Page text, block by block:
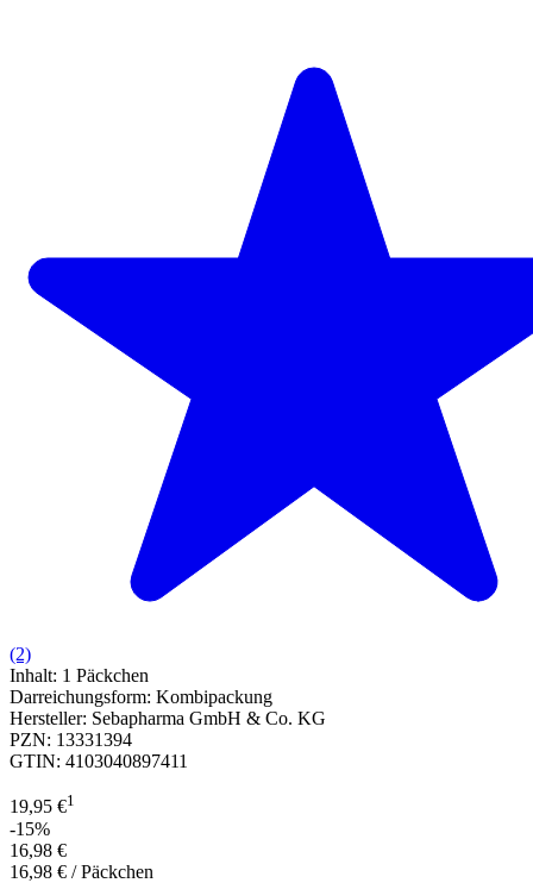
(2)
Inhalt: 1 Päckchen
Darreichungsform: Kombipackung
Hersteller: Sebapharma GmbH & Co. KG
PZN: 13331394
GTIN: 4103040897411
19,95 €1
-15%
16,98 €
16,98 € / Päckchen